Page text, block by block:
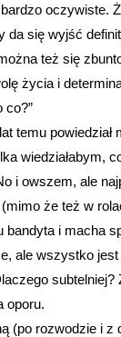
oczywiste.
da się wyjść
też się
życia i
co?”
powiedział
i owszem, ale
że też w
bandyta i macha
ale wszystko
oporu.
rozwodzie i z